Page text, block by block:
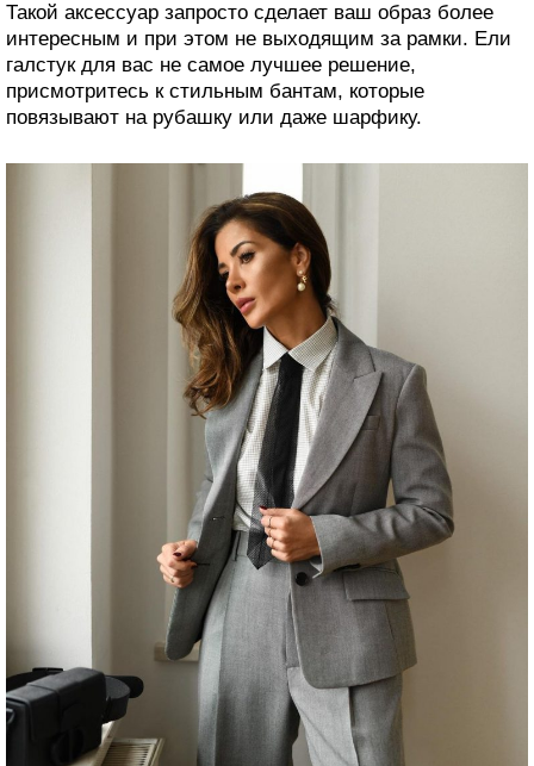
Такой аксессуар запросто сделает ваш образ более
интересным и при этом не выходящим за рамки. Ели
галстук для вас не самое лучшее решение,
присмотритесь к стильным бантам, которые
повязывают на рубашку или даже шарфику.